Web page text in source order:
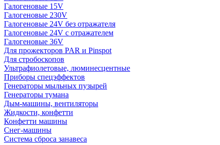
Галогеновые 15V
Галогеновые 230V
Галогеновые 24V без отражателя
Галогеновые 24V с отражателем
Галогеновые 36V
Для прожекторов PAR и Pinspot
Для стробоскопов
Ультрафиолетовые, люминесцентные
Приборы спецэффектов
Генераторы мыльных пузырей
Генераторы тумана
Дым-машины, вентиляторы
Жидкости, конфетти
Конфетти машины
Снег-машины
Система сброса занавеса